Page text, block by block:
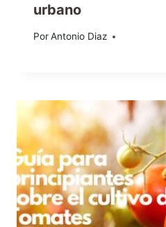
urbano
PorAntonio Diaz
09/11/2020